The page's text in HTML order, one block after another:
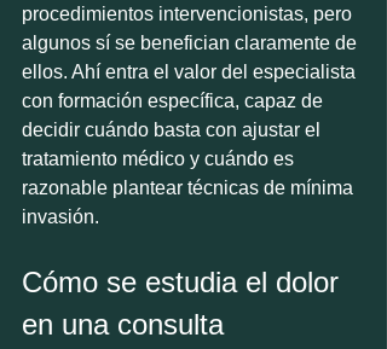
procedimientos intervencionistas, pero
algunos sí se benefician claramente de
ellos. Ahí entra el valor del especialista
con formación específica, capaz de
decidir cuándo basta con ajustar el
tratamiento médico y cuándo es
razonable plantear técnicas de mínima
invasión.
Cómo se estudia el dolor
en una consulta